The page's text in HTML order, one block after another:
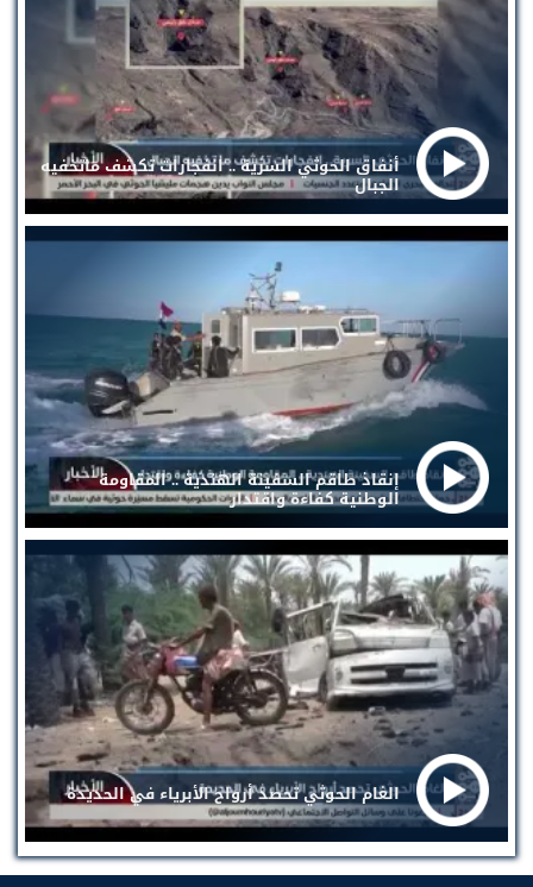
أنفاق الحوثي السرية .. انفجارات تكشف ماتخفيه
الجبال
إنقاذ طاقم السفينة الهندية .. المقاومة
الوطنية كفاءة واقتدار
الغام الحوثي تحصد أرواح الأبرياء في الحديدة